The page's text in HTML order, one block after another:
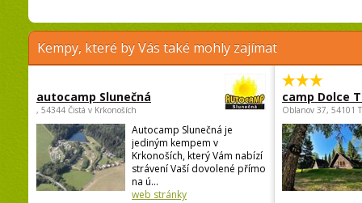
Kempy, které by Vás také mohly zajímat
autocamp Slunečná
, 54344 Čistá v Krkonoších
Autocamp Slunečná je
jediným kempem v
Krkonoších, který Vám nabízí
strávení Vaší dovolené přímo
na ú...
web stránky
camp Dolce
Oblanov 37, 54101